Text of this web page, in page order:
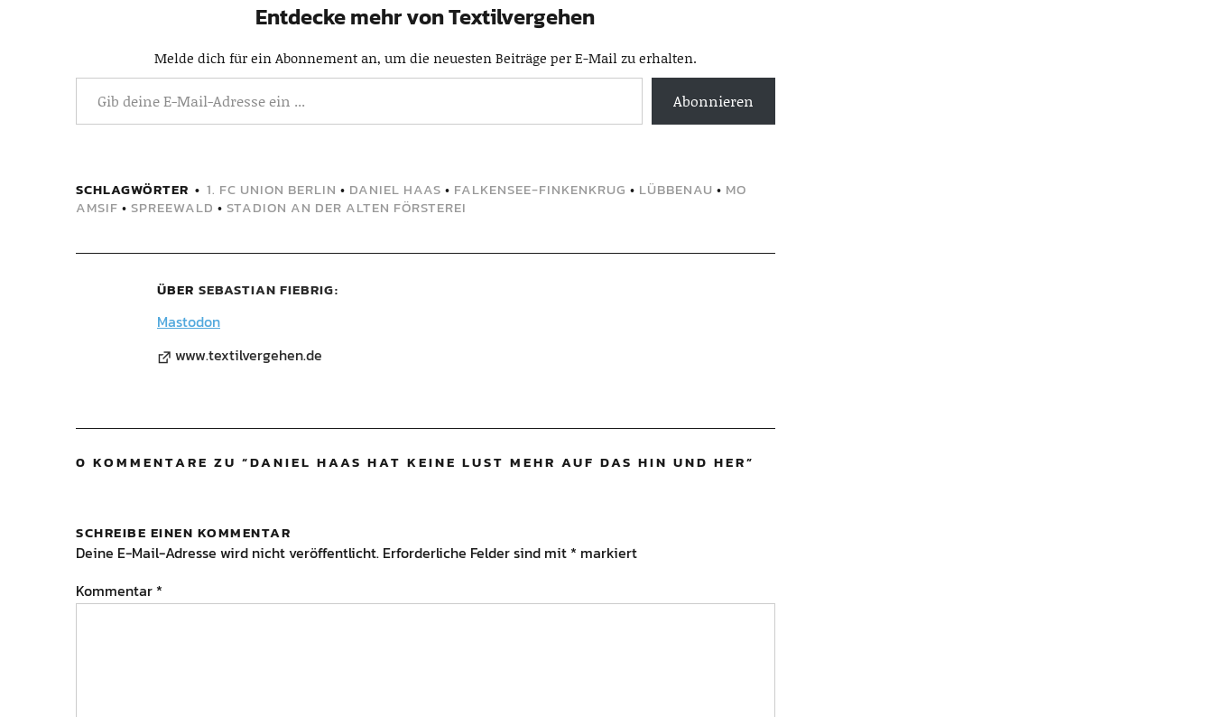
Entdecke mehr von Textilvergehen
Melde dich für ein Abonnement an, um die neuesten Beiträge per E-Mail zu erhalten.
Abonnieren
SCHLAGWÖRTER 1. FC UNION BERLIN • DANIEL HAAS • FALKENSEE-FINKENKRUG • LÜBBENAU • MO
AMSIF • SPREEWALD • STADION AN DER ALTEN FÖRSTEREI
ÜBER SEBASTIAN FIEBRIG
Mastodon
www.textilvergehen.de
0 KOMMENTARE ZU “DANIEL HAAS HAT KEINE LUST MEHR AUF DAS HIN UND HER”
SCHREIBE EINEN KOMMENTAR
Deine E-Mail-Adresse wird nicht veröffentlicht. Erforderliche Felder sind mit * markiert
Kommentar *